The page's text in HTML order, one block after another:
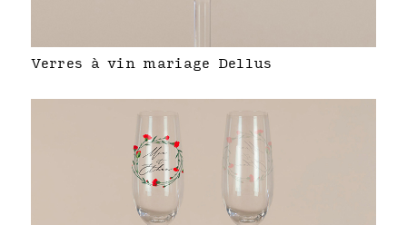
Verres à vin mariage Dellus